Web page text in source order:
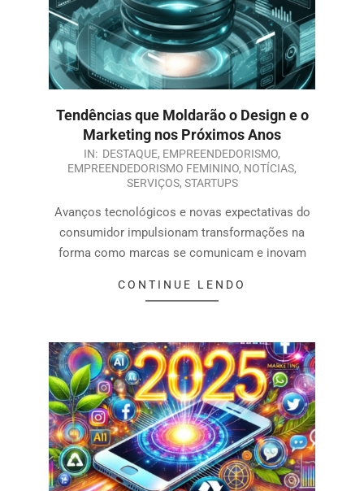
Tendências que Moldarão o Design e o
Marketing nos Próximos Anos
IN: DESTAQUE, EMPREENDEDORISMO,
EMPREENDEDORISMO FEMININO, NOTÍCIAS,
SERVIÇOS, STARTUPS
Avanços tecnológicos e novas expectativas do
consumidor impulsionam transformações na
forma como marcas se comunicam e inovam
CONTINUE LENDO